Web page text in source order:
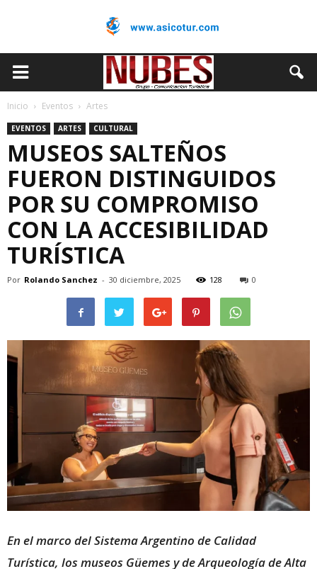
Inicio Eventos Artes
EVENTOS ARTES CULTURAL
MUSEOS SALTEÑOS
FUERON DISTINGUIDOS
POR SU COMPROMISO
CON LA ACCESIBILIDAD
TURÍSTICA
Por Rolando Sanchez - 30 diciembre, 2025 128 0
En el marco del Sistema Argentino de Calidad
Turística, los museos Güemes y de Arqueología de Alta